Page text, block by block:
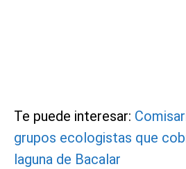
Te puede interesar:
grupos ecologistas que
laguna de Bacalar